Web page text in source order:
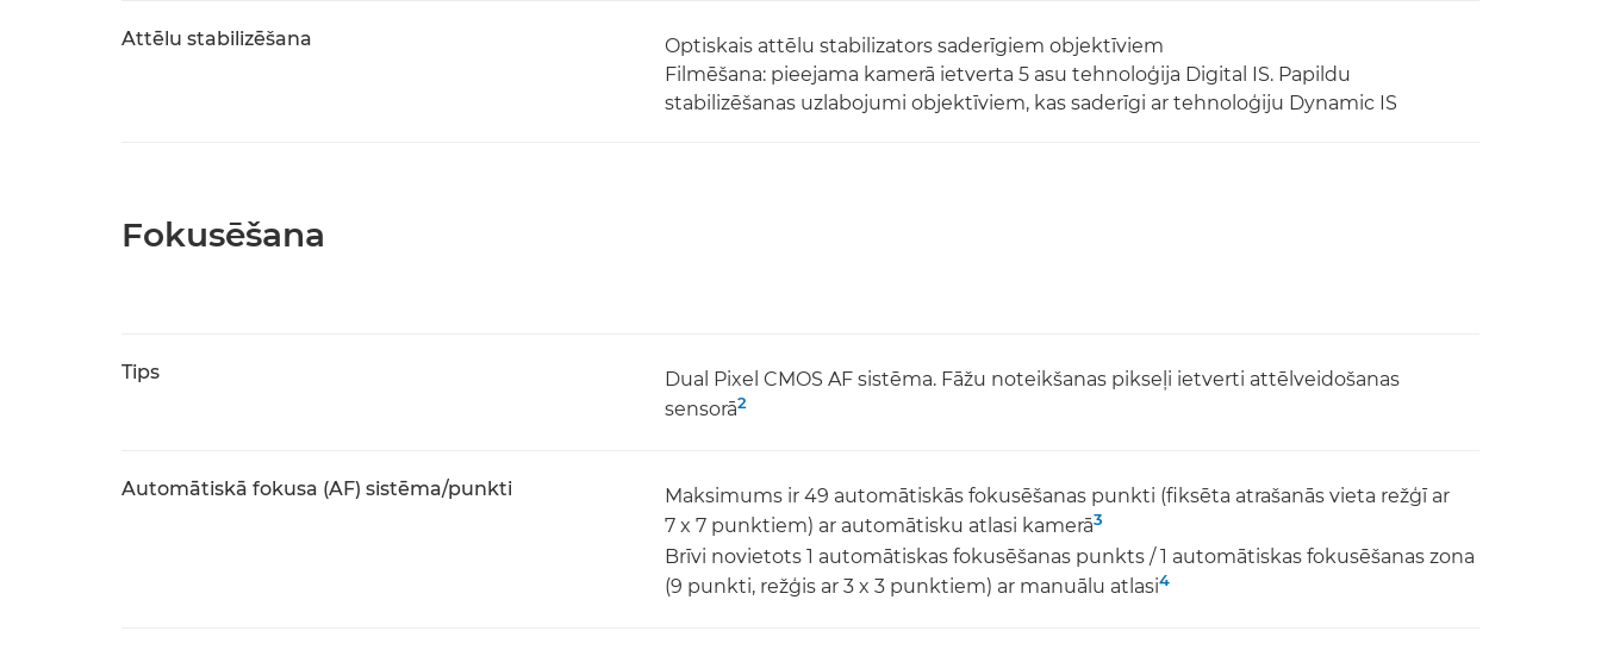
Attēlu stabilizēšana
Optiskais attēlu stabilizators saderīgiem objektīviem
Filmēšana: pieejama kamerā ietverta 5 asu tehnoloģija Digital IS. Papildu
stabilizēšanas uzlabojumi objektīviem, kas saderīgi ar tehnoloģiju Dynamic IS
Fokusēšana
Tips
Dual Pixel CMOS AF sistēma. Fāžu noteikšanas pikseļi ietverti attēlveidošanas
sensorā2
Automātiskā fokusa (AF) sistēma/punkti
Maksimums ir 49 automātiskās fokusēšanas punkti (fiksēta atrašanās vieta režģī ar
7 x 7 punktiem) ar automātisku atlasi kamerā3
Brīvi novietots 1 automātiskas fokusēšanas punkts / 1 automātiskas fokusēšanas zona
(9 punkti, režģis ar 3 x 3 punktiem) ar manuālu atlasi4